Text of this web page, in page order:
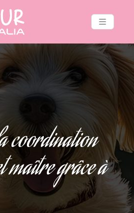
coordination
maître grâce à